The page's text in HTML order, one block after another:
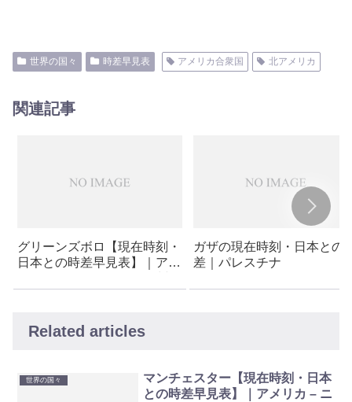
世界の国々 時差早見表 アメリカ合衆国 北アメリカ
関連記事
グリーンズボロ【現在時刻・
日本との時差早見表】｜アメ
グリーンズボロ
ガザの現在時刻・日本との
差｜パレスチナ
Related articles
世界の国々
マンチェスター【現在時刻・日本
との時差早見表】｜アメリカ – ニ